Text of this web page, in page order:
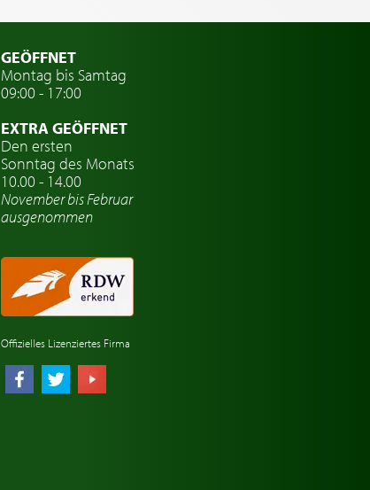
GEÖFFNET
Montag bis Samtag
09:00 - 17:00
EXTRA GEÖFFNET
Den ersten
Sonntag des Monats
10.00 - 14.00
November bis Februar
ausgenommen
Offizielles Lizenziertes Firma